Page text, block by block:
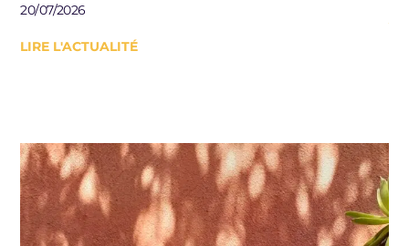
LIRE L'ACTUALITÉ
20/07/2026